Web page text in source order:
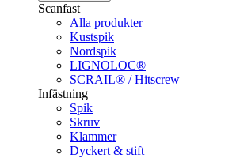
Scanfast
Alla produkter
Kustspik
Nordspik
LIGNOLOC®
SCRAIL® / Hitscrew
Infästning
Spik
Skruv
Klammer
Dyckert & stift